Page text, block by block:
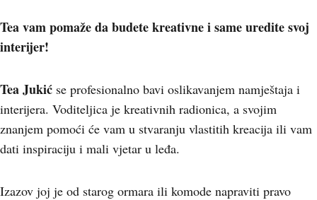
Tea vam pomaže da budete kreativne i same uredite svoj
interijer!
Tea Jukić se profesionalno bavi oslikavanjem namještaja i
interijera. Voditeljica je kreativnih radionica, a svojim
znanjem pomoći će vam u stvaranju vlastitih kreacija ili vam
dati inspiraciju i mali vjetar u leđa.
Izazov joj je od starog ormara ili komode napraviti pravo